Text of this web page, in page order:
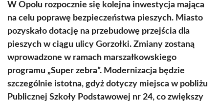
W Opolu rozpocznie się kolejna inwestycja mająca
na celu poprawę bezpieczeństwa pieszych. Miasto
pozyskało dotację na przebudowę przejścia dla
pieszych w ciągu ulicy Gorzołki. Zmiany zostaną
wprowadzone w ramach marszałkowskiego
programu „Super zebra”. Modernizacja będzie
szczególnie istotna, gdyż dotyczy miejsca w pobliżu
Publicznej Szkoły Podstawowej nr 24, co zwiększy